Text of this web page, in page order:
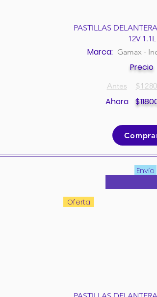
PASTILLAS
12V 1.1L
Marca: Gamax -
Precio
Antes $
Ahora $
Comprar
Envío
Oferta